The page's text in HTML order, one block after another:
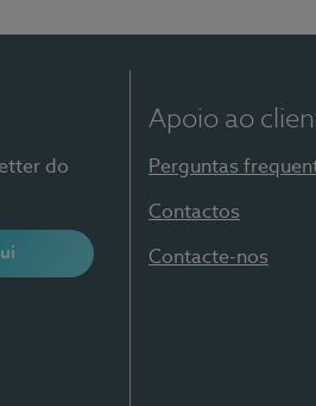
do
Apoio ao
Perguntas
Contactos
Contacte-nos